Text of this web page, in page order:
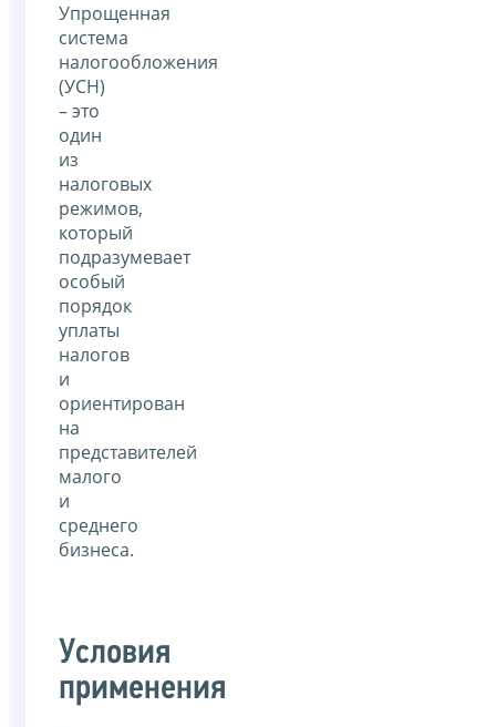
Упрощенная
система
налогообложения
(УСН)
– это
один
из
налоговых
режимов,
который
подразумевает
особый
порядок
уплаты
налогов
и
ориентирован
на
представителей
малого
и
среднего
бизнеса.
Условия
применения